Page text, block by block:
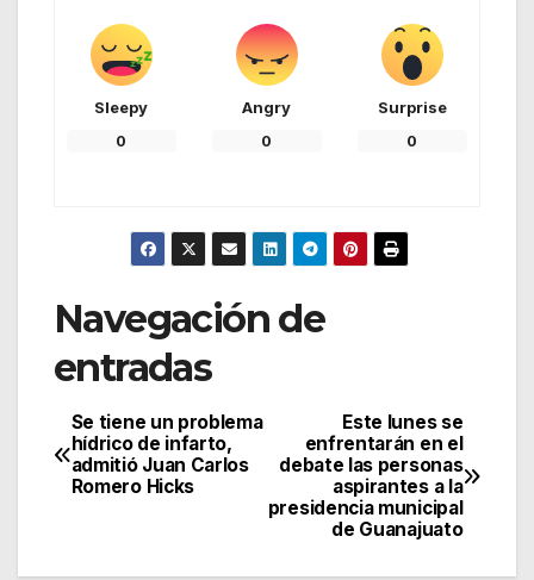
Sleepy
0
Angry
0
Surprise
0
Navegación de
entradas
Este lunes se
enfrentarán en el
debate las personas
aspirantes a la
presidencia municipal
de Guanajuato
Se tiene un problema
hídrico de infarto,
admitió Juan Carlos
Romero Hicks